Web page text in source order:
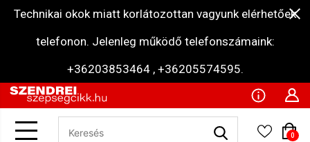
Technikai okok miatt korlátozottan vagyunk elérhetőek
telefonon. Jelenleg működő telefonszámaink:
+36203853464 , +36205574595.
0